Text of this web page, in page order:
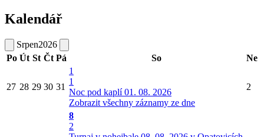
Kalendář
Srpen2026
Po Út St Čt Pá So Ne
27 28 29 30 31
1
1
Noc pod kaplí 01. 08. 2026
Zobrazit všechny záznamy ze dne
2
8
2